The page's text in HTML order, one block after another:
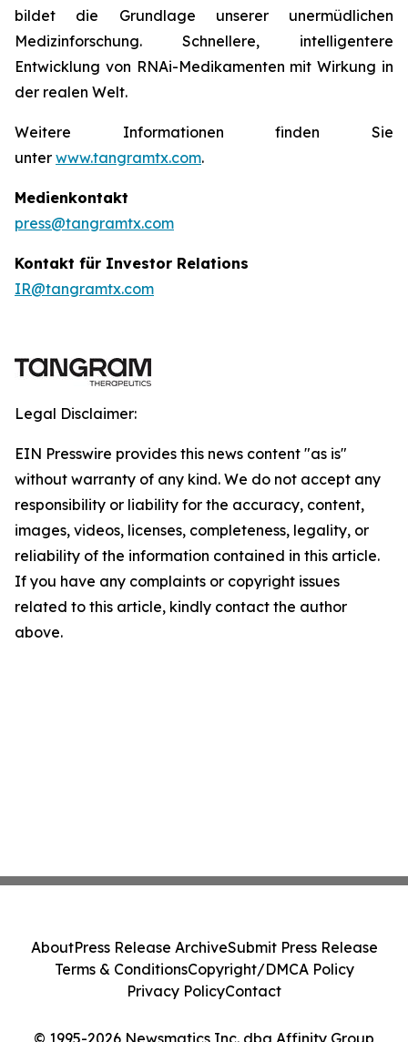
bildet die Grundlage unserer unermüdlichen
Medizinforschung. Schnellere, intelligentere
Entwicklung von RNAi-Medikamenten mit Wirkung in
der realen Welt.
Weitere Informationen finden Sie
unter www.tangramtx.com.
Medienkontakt
press@tangramtx.com
Kontakt für Investor Relations
IR@tangramtx.com
Legal Disclaimer:
EIN Presswire provides this news content "as is"
without warranty of any kind. We do not accept any
responsibility or liability for the accuracy, content,
images, videos, licenses, completeness, legality, or
reliability of the information contained in this article.
If you have any complaints or copyright issues
related to this article, kindly contact the author
above.
© 1995-2026 Newsmatics Inc. dba Affinity Group
AboutPress Release ArchiveSubmit Press Release
Terms & ConditionsCopyright/DMCA Policy
Privacy PolicyContact